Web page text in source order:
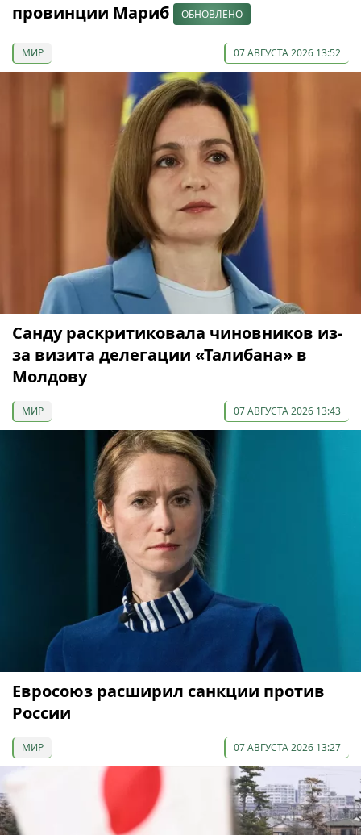
провинции Мариб
ОБНОВЛЕНО
МИР 07 АВГУСТА 2026 13:52
Санду раскритиковала чиновников из-
за визита делегации «Талибана» в
Молдову
МИР 07 АВГУСТА 2026 13:43
Евросоюз расширил санкции против
России
МИР 07 АВГУСТА 2026 13:27